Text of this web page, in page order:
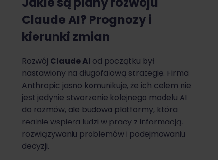
Claude AI? Prognozy i
kierunki zmian
Rozwój Claude AI od początku był
nastawiony na długofalową strategię. Firma
Anthropic jasno komunikuje, że ich celem nie
jest jedynie stworzenie kolejnego modelu AI
do rozmów, ale budowa platformy, która
realnie wspiera ludzi w pracy z informacją,
rozwiązywaniu problemów i podejmowaniu
decyzji.